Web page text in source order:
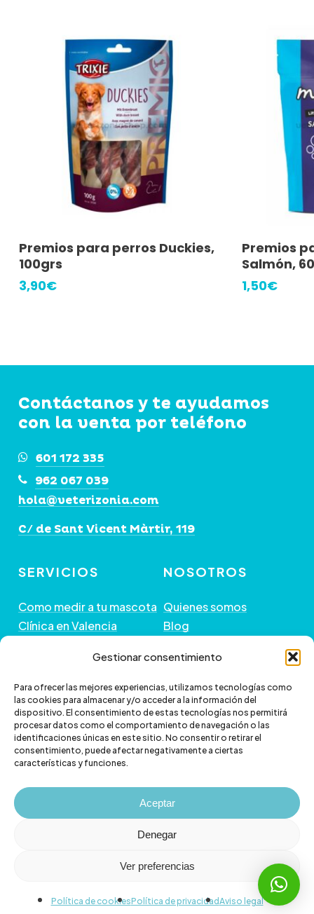
Gestionar consentimiento
Para ofrecer las mejores experiencias, utilizamos tecnologías como
las cookies para almacenar y/o acceder a la información del
dispositivo. El consentimiento de estas tecnologías nos permitirá
procesar datos como el comportamiento de navegación o las
identificaciones únicas en este sitio. No consentir o retirar el
consentimiento, puede afectar negativamente a ciertas
características y funciones.
Aceptar
Denegar
Ver preferencias
Política de cookiesPolítica de privacidadAviso legal
Añadir Al Carrito
Premios para perros Duckies,
100grs
3,90€
Premios
Salmón,
1,50€
Contáctanos y te ayudamos
con la venta por teléfono
601 172 335
962 067 039
hola@veterizonia.com
C/ de Sant Vicent Màrtir, 119
SERVICIOS
Como medir a tu mascota
Clínica en Valencia
NOSOTROS
Quienes somos
Blog
GUÍA DE COMPRA
Preguntas frecuentes
Paga a plazos con Klarna
Paga a plazos con
scalapay
+ INFORMACIÓN
Política de envío
Cambios y devoluciones
Política de Privacidad
facebook
instagram